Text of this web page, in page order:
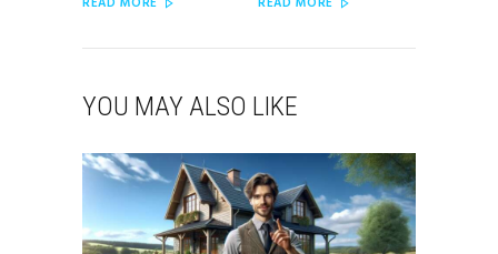
YOU MAY ALSO LIKE